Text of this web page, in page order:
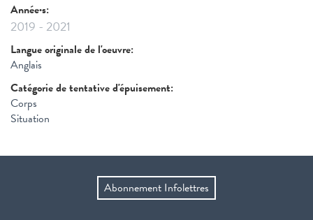
Année·s:
2019 - 2021
Langue originale de l'oeuvre:
Anglais
Catégorie de tentative d'épuisement:
Corps
Situation
Abonnement Infolettres